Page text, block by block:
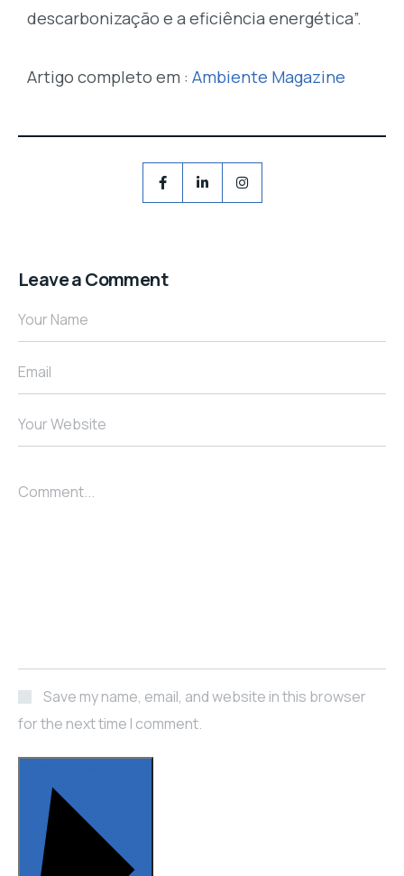
descarbonização e a eficiência energética”.
Artigo completo em : Ambiente Magazine
Leave a Comment
Your Name
Email
Your Website
Comment...
Save my name, email, and website in this browser
for the next time I comment.